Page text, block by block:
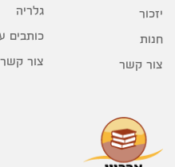
יזכור
חנות
צור קשר
גלריה
כותבים
צור קשר